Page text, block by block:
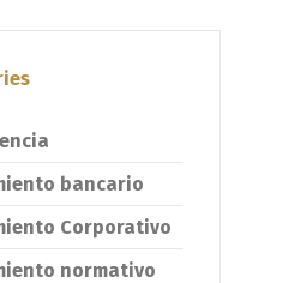
bancario
Corporativo
normativo